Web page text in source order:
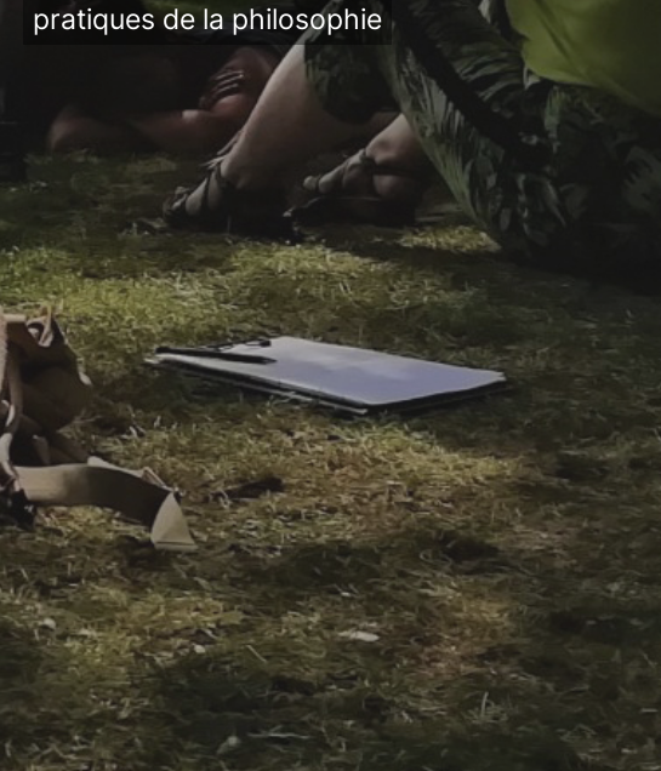
pratiques de la philosophie